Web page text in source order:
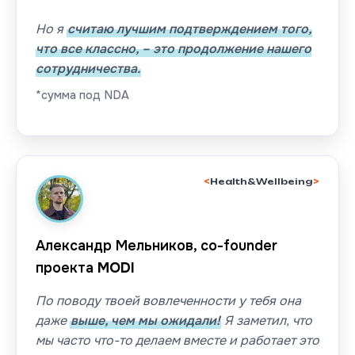
Но ясчитаю лучшим подтверждением того,
что все классно, – это продолжение нашего
сотрудничества.
*сумма под NDA
Health&Wellbeing
Александр Мельников, co-founder
проекта MODI
По поводу твоей вовлеченности у тебя она
дажевыше, чем мы ожидали! Я заметил, что
мы часто что-то делаем вместе и работает это